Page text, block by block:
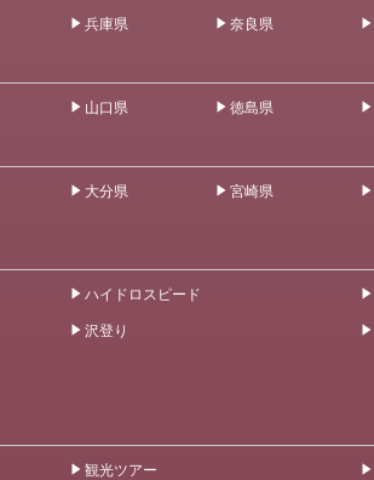
兵庫県 奈良県
山口県 徳島県
大分県 宮崎県
ハイドロスピード
沢登り
観光ツアー